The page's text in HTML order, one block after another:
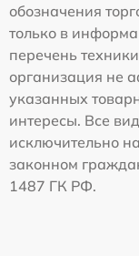
обозначения
только в
перечень
организация не
указанных
интересы. Все
исключительно
законном
1487 ГК РФ.